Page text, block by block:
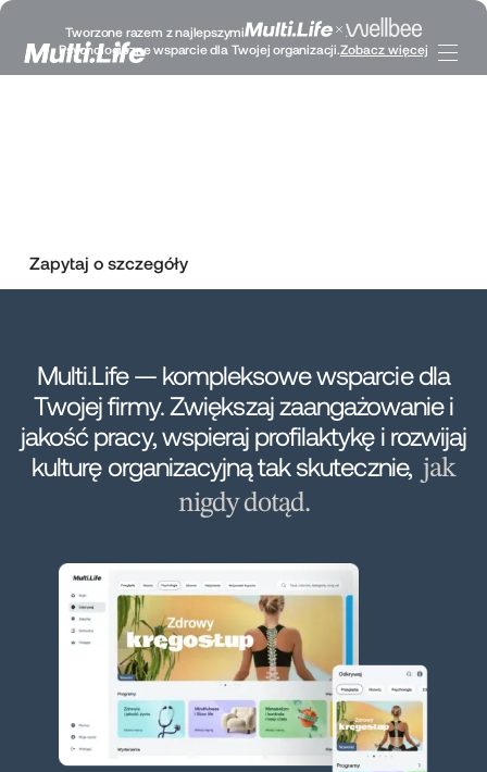
Tworzone razem z najlepszymi
Psychologiczne wsparcie dla Twojej organizacji. Zobacz więcej
Zadbaj o zdrowie i rozwój
swoich pracowników
Zapytaj o szczegóły
Multi.Life — kompleksowe wsparcie dla
Twojej firmy. Zwiększaj zaangażowanie i
jakość pracy, wspieraj profilaktykę i rozwijaj
kulturę organizacyjną tak skutecznie,jak
nigdy dotąd.